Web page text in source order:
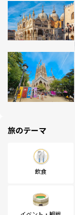
旅のテーマ
飲食